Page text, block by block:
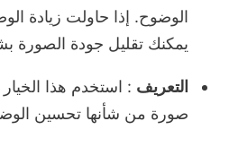
الوضوح. إذا حاولت زيادة
يمكنك تقليل جودة الصورة
التعريف : استخدم هذا
صورة من شأنها تحسين